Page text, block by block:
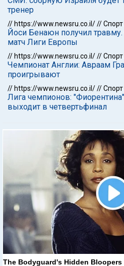
тренер
// https://www.newsru.co.il///Спорт
Йоси Бенаюн получил
матч Лиги Европы
// https://www.newsru.co.il///Спорт
Чемпионат Англии: Авраам
проигрывают
// https://www.newsru.co.il///Спорт
Лига чемпионов:
выходит в четвертьфинал
The Bodyguard's Hidden Bloopers